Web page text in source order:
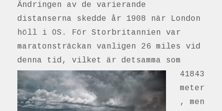
Ändringen av de varierande
distanserna skedde år 1908 när London
höll i OS. För Storbritannien var
maratonsträckan vanligen 26 miles vid
denna tid, vilket är detsamma som
41843
meter
, men